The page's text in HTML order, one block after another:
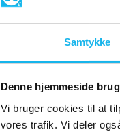
Samtykke
Denne hjemmeside
Vi bruger cookies til at
vores trafik. Vi deler